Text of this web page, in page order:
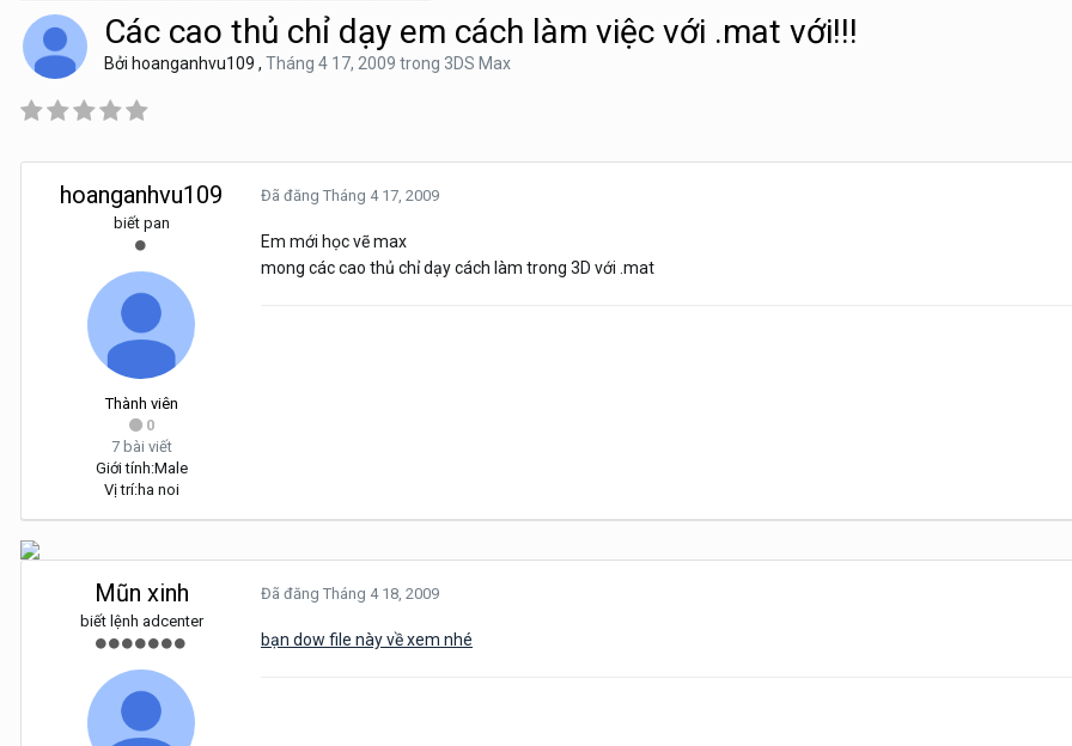
Các cao thủ chỉ dạy em cách làm việc với .mat với!!!
Bởi hoanganhvu109 , Tháng 4 17, 2009 trong 3DS Max
hoanganhvu109
biết pan
Thành viên
0
7 bài viết
Giới tính:Male
Vị trí:ha noi
Đã đăng Tháng 4 17, 2009
Em mới học vẽ max
mong các cao thủ chỉ dạy cách làm trong 3D với .mat
Mũn xinh
biết lệnh adcenter
Đã đăng Tháng 4 18, 2009
bạn dow file này về xem nhé